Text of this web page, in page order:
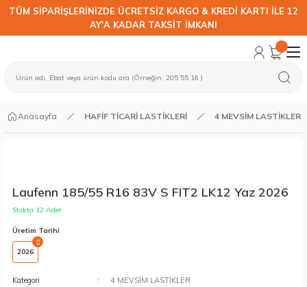
TÜM SİPARİŞLERİNİZDE ÜCRETSİZ KARGO & KREDİ KARTI İLE 12
AY'A KADAR TAKSİT İMKANI
Anasayfa HAFİF TİCARİ LASTİKLERİ 4 MEVSİM LASTİKLER
Laufenn 185/55 R16 83V S FIT2 LK12 Yaz 2026
Stokta 12 Adet
Üretim Tarihi
2026
Kategori
4 MEVSİM LASTİKLER